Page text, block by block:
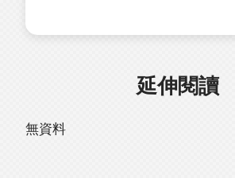
延伸閱讀
無資料